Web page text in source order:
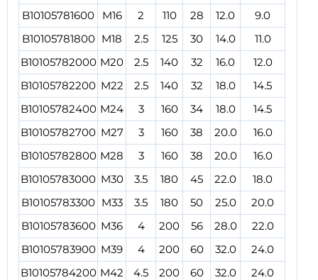
B10105781600
M16 2 110 28 12.0
9.0
B10105781800 M18 2.5 125 30 14.0
11.0
B10105782000 M20 2.5 140 32 16.0
12.0
B10105782200 M22 2.5 140 32 18.0
14.5
B10105782400 M24 3 160 34 18.0
14.5
B10105782700 M27 3 160 38 20.0
16.0
B10105782800 M28 3 160 38 20.0
16.0
B10105783000 M30 3.5 180 45 22.0
18.0
B10105783300 M33 3.5 180 50 25.0
20.0
B10105783600 M36 4 200 56 28.0
22.0
B10105783900 M39 4 200 60 32.0
24.0
B10105784200 M42 4.5 200 60 32.0 24.0